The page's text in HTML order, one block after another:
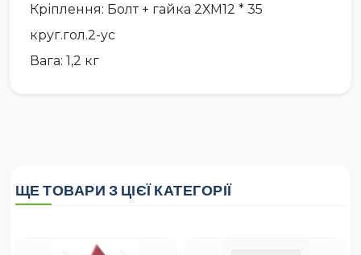
Кріплення: Болт + гайка 2ХМ12 * 35
круг.гол.2-ус
Вага: 1,2 кг
ЩЕ ТОВАРИ З ЦІЄЇ КАТЕГОРІЇ